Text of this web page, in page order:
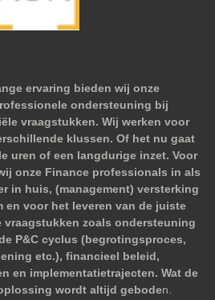
ervaring bieden wij onze
ondersteuning bij
vraagstukken. Wij werken voor
klussen. Of het nu gaat
uren of een langdurige inzet. Voor
onze Finance professionals in als
in huis, (management) versterking
en voor het leveren van de juiste
zoals ondersteuning
P&C cyclus (begrotingsproces,
etc.), financieel beleid,
en implementatietrajecten. Wat de
wordt altijd geboden.